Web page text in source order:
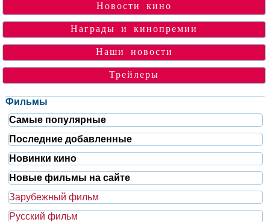
Новости кино
Награды и кинопремии
Наши новости
Трейлеры
Фильмы
Самые популярные
Последние добавленные
Новинки кино
Новые фильмы на сайте
Зарубежный фильм
Русский фильм